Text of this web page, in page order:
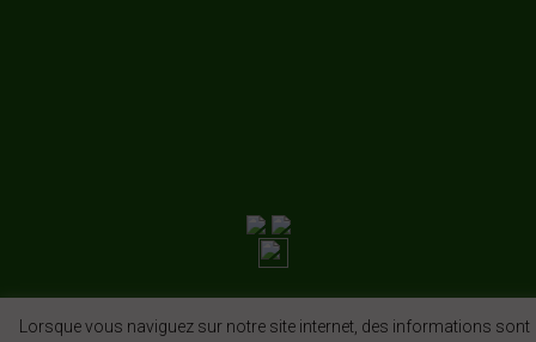
Lorsque vous naviguez sur notre site internet, des informations sont